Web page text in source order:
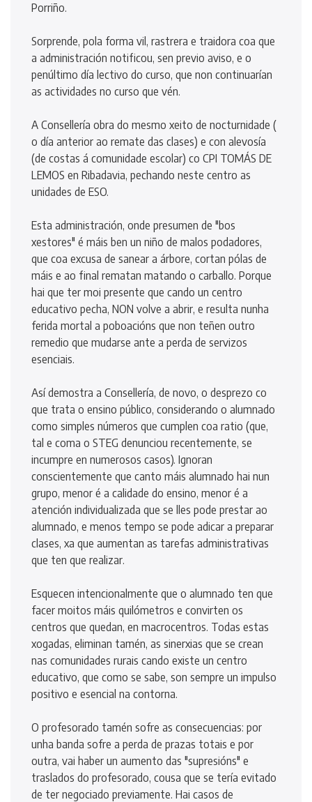
Porriño.
Sorprende, pola forma vil, rastrera e traidora coa que
a administración notificou, sen previo aviso, e o
penúltimo día lectivo do curso, que non continuarían
as actividades no curso que vén.
A Consellería obra do mesmo xeito de nocturnidade (
o día anterior ao remate das clases) e con alevosía
(de costas á comunidade escolar) co CPI TOMÁS DE
LEMOS en Ribadavia, pechando neste centro as
unidades de ESO.
Esta administración, onde presumen de "bos
xestores" é máis ben un niño de malos podadores,
que coa excusa de sanear a árbore, cortan pólas de
máis e ao final rematan matando o carballo. Porque
hai que ter moi presente que cando un centro
educativo pecha, NON volve a abrir, e resulta nunha
ferida mortal a poboacións que non teñen outro
remedio que mudarse ante a perda de servizos
esenciais.
Así demostra a Consellería, de novo, o desprezo co
que trata o ensino público, considerando o alumnado
como simples números que cumplen coa ratio (que,
tal e coma o STEG denunciou recentemente, se
incumpre en numerosos casos). Ignoran
conscientemente que canto máis alumnado hai nun
grupo, menor é a calidade do ensino, menor é a
atención individualizada que se lles pode prestar ao
alumnado, e menos tempo se pode adicar a preparar
clases, xa que aumentan as tarefas administrativas
que ten que realizar.
Esquecen intencionalmente que o alumnado ten que
facer moitos máis quilómetros e convirten os
centros que quedan, en macrocentros. Todas estas
xogadas, eliminan tamén, as sinerxias que se crean
nas comunidades rurais cando existe un centro
educativo, que como se sabe, son sempre un impulso
positivo e esencial na contorna.
O profesorado tamén sofre as consecuencias: por
unha banda sofre a perda de prazas totais e por
outra, vai haber un aumento das "supresións" e
traslados do profesorado, cousa que se tería evitado
de ter negociado previamente. Hai casos de